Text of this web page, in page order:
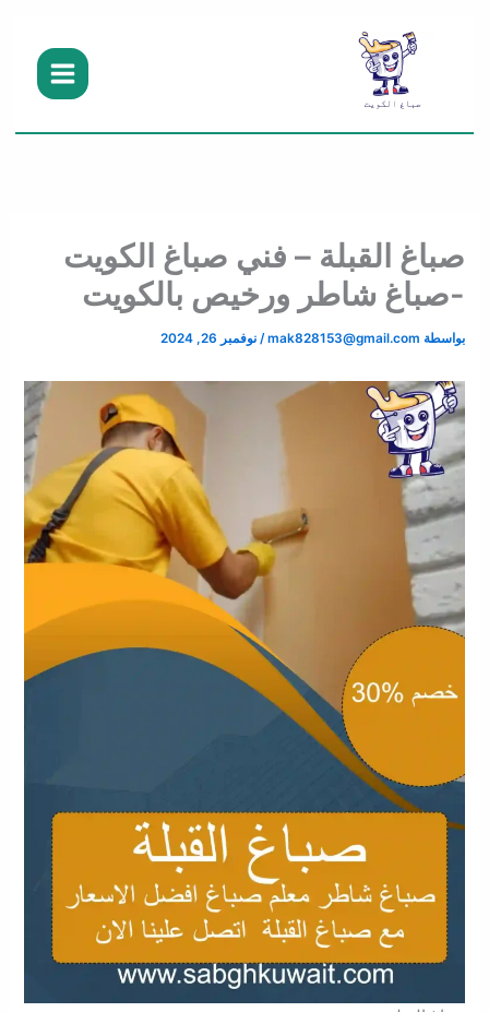
صباغ القبلة – فني صباغ الكويت
-صباغ شاطر ورخيص بالكويت
بواسطة mak828153@gmail.com
/نوفمبر 26, 2024